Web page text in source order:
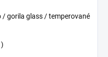
/ gorila glass / temperované